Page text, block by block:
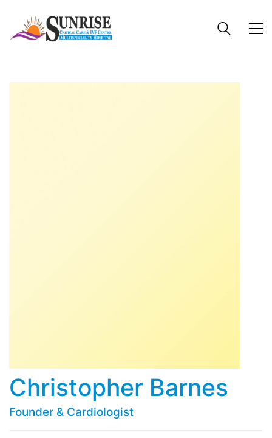
Christopher Barnes
Founder & Cardiologist